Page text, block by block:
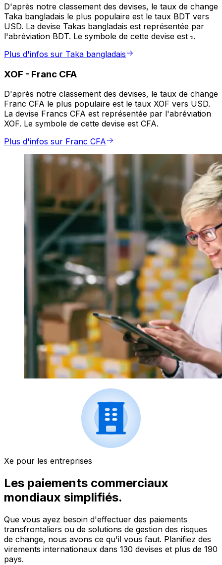
D'après notre classement des devises, le taux de change
Taka bangladais le plus populaire est le taux BDT vers
USD. La devise Takas bangladais est représentée par
l'abréviation BDT. Le symbole de cette devise est ৳.
Plus d'infos sur Taka bangladais
XOF - Franc CFA
D'après notre classement des devises, le taux de change
Franc CFA le plus populaire est le taux XOF vers USD.
La devise Francs CFA est représentée par l'abréviation
XOF. Le symbole de cette devise est CFA.
Plus d'infos sur Franc CFA
Xe pour les entreprises
Les paiements commerciaux
mondiaux simplifiés.
Que vous ayez besoin d'effectuer des paiements
transfrontaliers ou de solutions de gestion des risques
de change, nous avons ce qu'il vous faut. Planifiez des
virements internationaux dans 130 devises et plus de 190
pays.